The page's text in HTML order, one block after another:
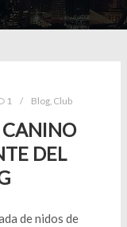
1 Blog, Club
CANINO
DEL
de nidos de